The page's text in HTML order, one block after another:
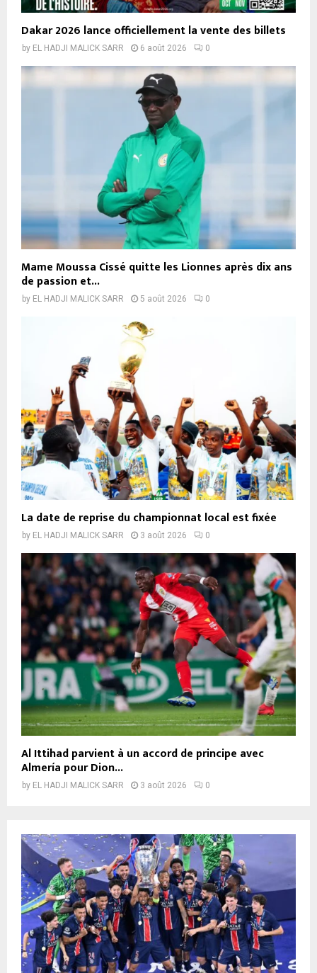
Dakar 2026 lance officiellement la vente des billets
by EL HADJI MALICK SARR 6 août 2026 0
Mame Moussa Cissé quitte les Lionnes après dix ans
de passion et...
by EL HADJI MALICK SARR 5 août 2026 0
La date de reprise du championnat local est fixée
by EL HADJI MALICK SARR 3 août 2026 0
Al Ittihad parvient à un accord de principe avec
Almería pour Dion...
by EL HADJI MALICK SARR 3 août 2026 0